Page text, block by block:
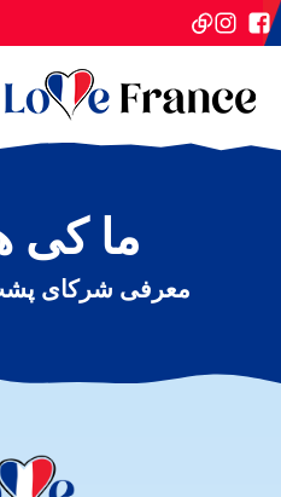
ما کی
معرفی شرکای